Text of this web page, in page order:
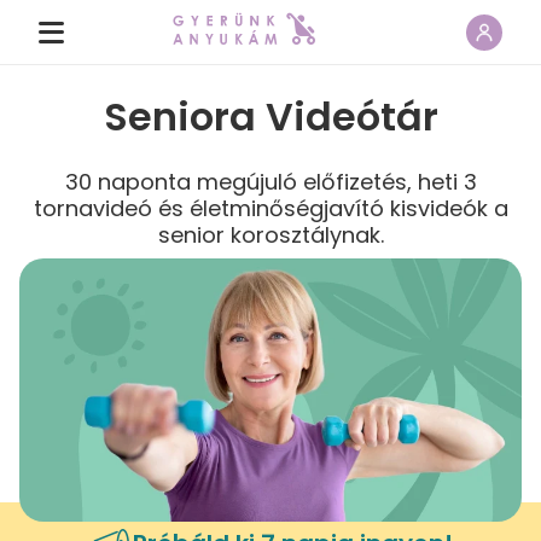
Seniora Videótár
30 naponta megújuló előfizetés, heti 3
tornavideó és életminőségjavító kisvideók a
senior korosztálynak.